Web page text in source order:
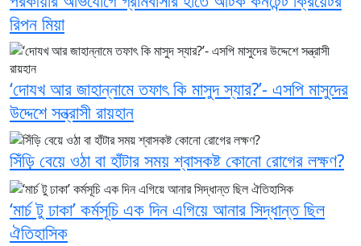
রিপন মিয়া
‘দোযখ আর জাহান্নামে তফাৎ কি মাসুদ স্যার?’- এসপি মাসুদের
উদ্দেশে সন্ত্রাসী রায়হান
সিঁড়ি বেয়ে ওঠা বা হাঁটার সময় শ্বাসকষ্ট কোনো রোগের লক্ষণ?
‘মার্চ টু ঢাকা’ কর্মসূচি এক দিন এগিয়ে আনার সিদ্ধান্ত ছিল
ঐতিহাসিক